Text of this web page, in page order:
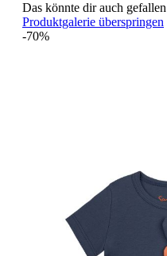
Das könnte dir auch gefallen
Produktgalerie überspringen
-70%